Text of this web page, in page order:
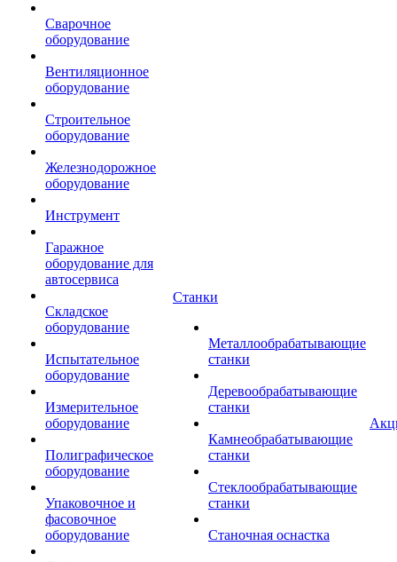
Сварочное
оборудование
Вентиляционное
оборудование
Строительное
оборудование
Железнодорожное
оборудование
Инструмент
Гаражное
оборудование для
автосервиса
Складское
оборудование
Испытательное
оборудование
Измерительное
оборудование
Полиграфическое
оборудование
Упаковочное и
фасовочное
оборудование
Станки
Металлообрабатывающие
станки
Деревообрабатывающие
станки
Камнеобрабатывающие
станки
Стеклообрабатывающие
станки
Станочная оснастка